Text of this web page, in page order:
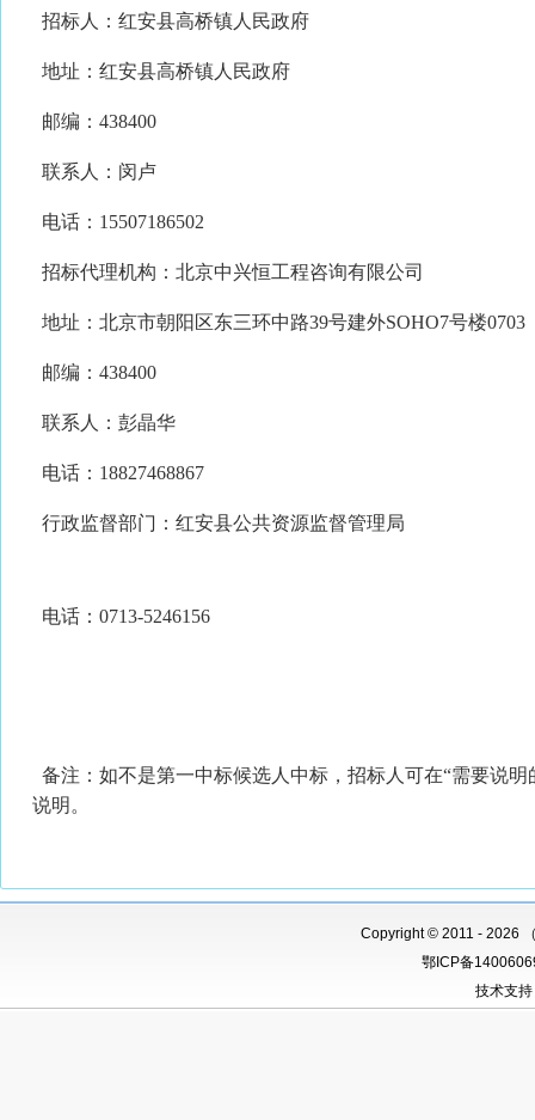
招标人：红安县高桥镇人民政府
地址：红安县高桥镇人民政府
邮编：438400
联系人：闵卢
电话：15507186502
招标代理机构：北京中兴恒工程咨询有限公司
地址：北京市朝阳区东三环中路39号建外SOHO7号楼0703
邮编：438400
联系人：彭晶华
电话：18827468867
行政监督部门：红安县公共资源监督管理局
电话：0713-5246156
备注：如不是第一中标候选人中标，招标人可在“需要说明
说明。
Copyright© 2011 -2026
鄂ICP备
技术支